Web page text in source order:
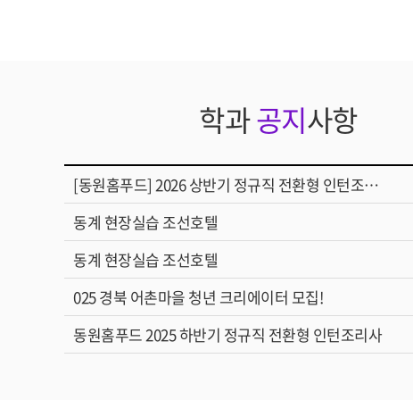
학과공지사항
[동원홈푸드] 2026 상반기 정규직 전환형 인턴조…
동계 현장실습 조선호텔
동계 현장실습 조선호텔
025 경북 어촌마을 청년 크리에이터 모집!
동원홈푸드 2025 하반기 정규직 전환형 인턴조리사